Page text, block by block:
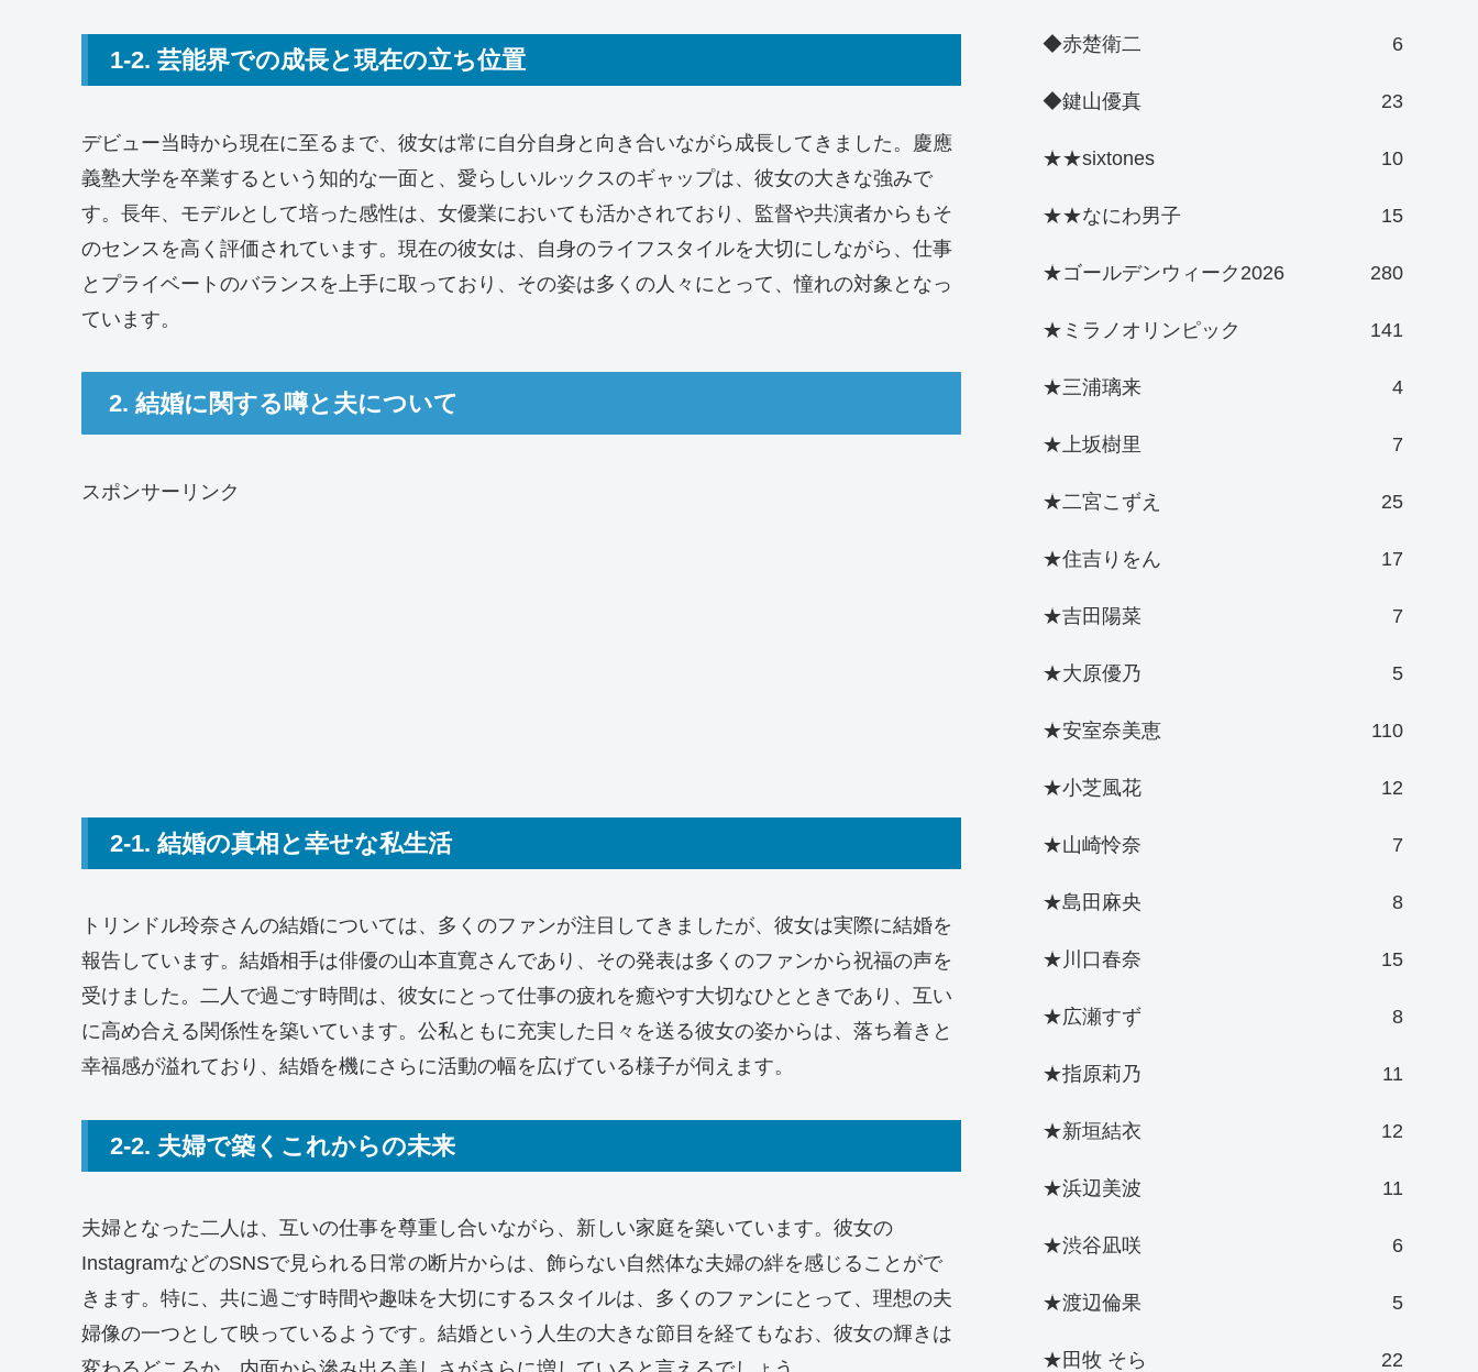
1-2. 芸能界での成長と現在の立ち位置
デビュー当時から現在に至るまで、彼女は常に自分自身と向き合いながら成長してきました。慶應
義塾大学を卒業するという知的な一面と、愛らしいルックスのギャップは、彼女の大きな強みで
す。長年、モデルとして培った感性は、女優業においても活かされており、監督や共演者からもそ
のセンスを高く評価されています。現在の彼女は、自身のライフスタイルを大切にしながら、仕事
とプライベートのバランスを上手に取っており、その姿は多くの人々にとって、憧れの対象となっ
ています。
2. 結婚に関する噂と夫について
スポンサーリンク
2-1. 結婚の真相と幸せな私生活
トリンドル玲奈さんの結婚については、多くのファンが注目してきましたが、彼女は実際に結婚を
報告しています。結婚相手は俳優の山本直寛さんであり、その発表は多くのファンから祝福の声を
受けました。二人で過ごす時間は、彼女にとって仕事の疲れを癒やす大切なひとときであり、互い
に高め合える関係性を築いています。公私ともに充実した日々を送る彼女の姿からは、落ち着きと
幸福感が溢れており、結婚を機にさらに活動の幅を広げている様子が伺えます。
2-2. 夫婦で築くこれからの未来
夫婦となった二人は、互いの仕事を尊重し合いながら、新しい家庭を築いています。彼女の
InstagramなどのSNSで見られる日常の断片からは、飾らない自然体な夫婦の絆を感じることがで
きます。特に、共に過ごす時間や趣味を大切にするスタイルは、多くのファンにとって、理想の夫
婦像の一つとして映っているようです。結婚という人生の大きな節目を経てもなお、彼女の輝きは
◆赤楚衛二 6
◆鍵山優真 23
★★sixtones 10
★★なにわ男子 15
★ゴールデンウィーク2026 280
★ミラノオリンピック 141
★三浦璃来 4
★上坂樹里 7
★二宮こずえ 25
★住吉りをん 17
★吉田陽菜 7
★大原優乃 5
★安室奈美恵 110
★小芝風花 12
★山崎怜奈 7
★島田麻央 8
★川口春奈 15
★広瀬すず 8
★指原莉乃 11
★新垣結衣 12
★浜辺美波 11
★渋谷凪咲 6
★渡辺倫果 5
★田牧 そら 22